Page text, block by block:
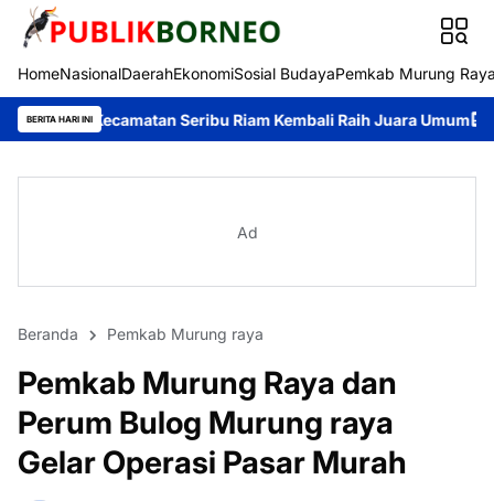
HomeNasionalDaerahEkonomiSosial BudayaPemkab Murung
BERITA HARI INI
Seribu Riam Kembali Raih Juara Umum Cegah
Ad
Beranda Pemkab Murung raya
Pemkab Murung Raya dan
Perum Bulog Murung raya
Gelar Operasi Pasar Murah